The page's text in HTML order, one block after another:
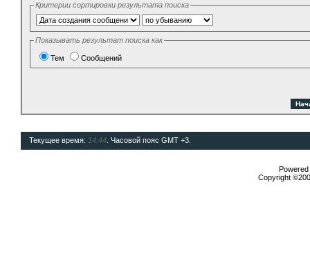
Критерии сортировки результата поиска
Показывать результат поиска как
Тем Сообщений
Текущее время: 14:44 . Часовой пояс GMT +3.
Copyright